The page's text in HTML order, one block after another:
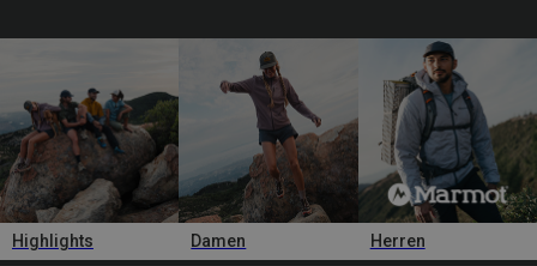
Highlights Damen Herren